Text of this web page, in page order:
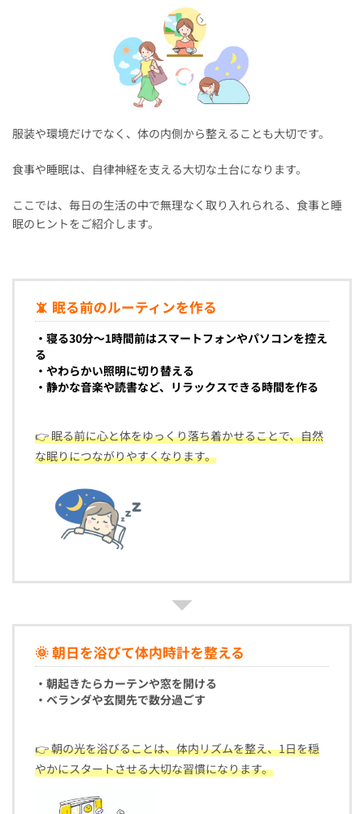
服装や環境だけでなく、体の内側から整えることも大切です。
食事や睡眠は、自律神経を支える大切な土台になります。
ここでは、毎日の生活の中で無理なく取り入れられる、食事と睡
眠のヒントをご紹介します。
📵 眠る前のルーティンを作る
・寝る30分〜1時間前はスマートフォンやパソコンを控え
る
・やわらかい照明に切り替える
・静かな音楽や読書など、リラックスできる時間を作る
👉 眠る前に心と体をゆっくり落ち着かせることで、自然
な眠りにつながりやすくなります。
🌞 朝日を浴びて体内時計を整える
・朝起きたらカーテンや窓を開ける
・ベランダや玄関先で数分過ごす
👉 朝の光を浴びることは、体内リズムを整え、1日を穏
やかにスタートさせる大切な習慣になります。